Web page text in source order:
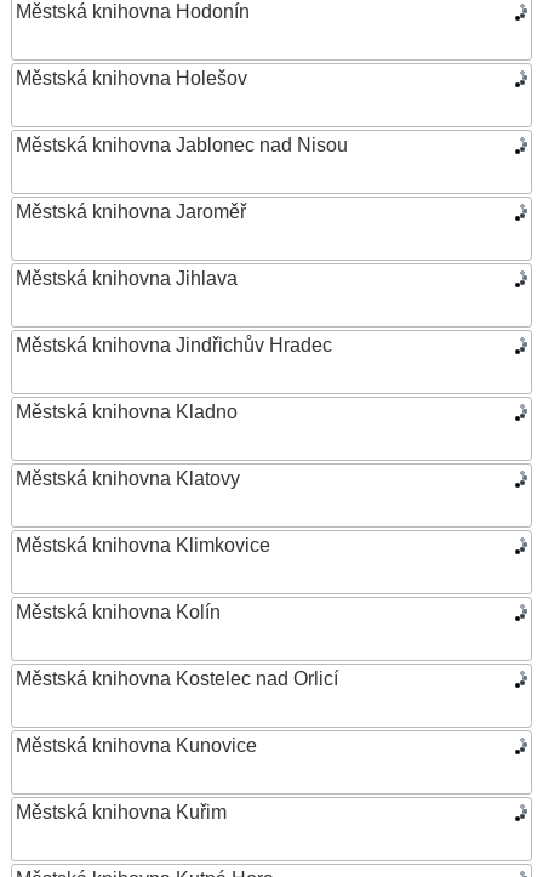
Městská knihovna Hodonín
Městská knihovna Holešov
Městská knihovna Jablonec nad Nisou
Městská knihovna Jaroměř
Městská knihovna Jihlava
Městská knihovna Jindřichův Hradec
Městská knihovna Kladno
Městská knihovna Klatovy
Městská knihovna Klimkovice
Městská knihovna Kolín
Městská knihovna Kostelec nad Orlicí
Městská knihovna Kunovice
Městská knihovna Kuřim